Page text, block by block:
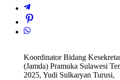
Koordinator Bidang
(Jamda) Pramuka Sulawesi
2025, Yudi Sulkaryan Turusi,